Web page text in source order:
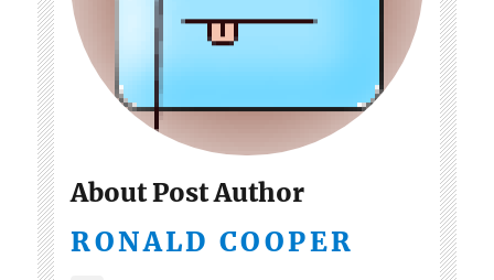
About Post Author
RONALD COOPER